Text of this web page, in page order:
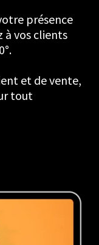
présence
à vos clients
et de vente,
tout